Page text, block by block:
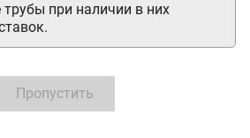
при наличии в них
Пропустить